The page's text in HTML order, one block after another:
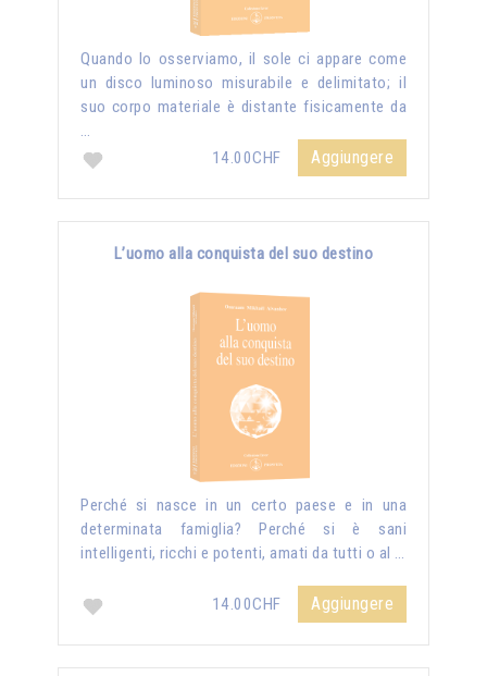
Quando lo osserviamo, il sole ci appare come
un disco luminoso misurabile e delimitato; il
suo corpo materiale è distante fisicamente da
…
14.00CHF
Aggiungere
L’uomo alla conquista del suo destino
Perché si nasce in un certo paese e in una
determinata famiglia? Perché si è sani
intelligenti, ricchi e potenti, amati da tutti o al …
14.00CHF Aggiungere